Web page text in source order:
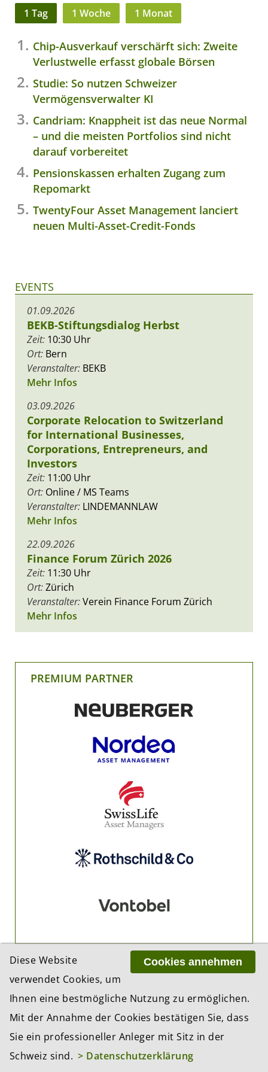
1 Tag 1 Woche 1 Monat
Chip-Ausverkauf verschärft sich: Zweite
Verlustwelle erfasst globale Börsen
Studie: So nutzen Schweizer
Vermögensverwalter KI
Candriam: Knappheit ist das neue Normal
– und die meisten Portfolios sind nicht
darauf vorbereitet
Pensionskassen erhalten Zugang zum
Repomarkt
TwentyFour Asset Management lanciert
neuen Multi-Asset-Credit-Fonds
EVENTS
01.09.2026
BEKB-Stiftungsdialog Herbst
Zeit: 10:30 Uhr
Ort: Bern
Veranstalter: BEKB
Mehr Infos
03.09.2026
Corporate Relocation to Switzerland
for International Businesses,
Corporations, Entrepreneurs, and
Investors
Zeit: 11:00 Uhr
Ort: Online / MS Teams
Veranstalter: LINDEMANNLAW
Mehr Infos
22.09.2026
Finance Forum Zürich 2026
Zeit: 11:30 Uhr
Ort:Zürich
Veranstalter:Verein Finance Forum Zürich
Mehr Infos
PREMIUM PARTNER
PARTNER
Cookies annehmen
Diese Website
verwendet Cookies, um
Ihnen eine bestmögliche Nutzung zu ermöglichen.
Mit der Annahme der Cookies bestätigen Sie, dass
Sie ein professioneller Anleger mit Sitz in der
Schweiz sind. > Datenschutzerklärung